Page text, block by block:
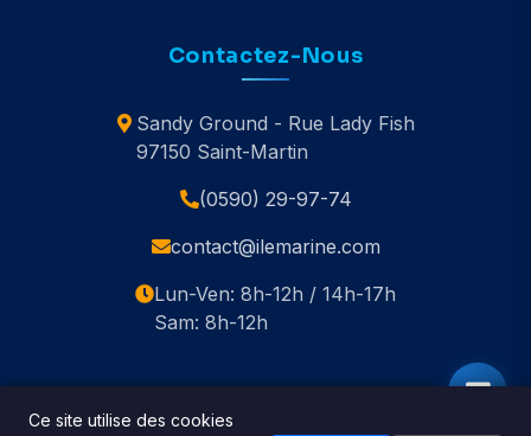
Contactez-Nous
Sandy Ground - Rue Lady Fish
97150 Saint-Martin
(0590) 29-97-74
contact@ilemarine.com
Lun-Ven: 8h-12h / 14h-17h
Sam: 8h-12h
Ce site utilise des cookies